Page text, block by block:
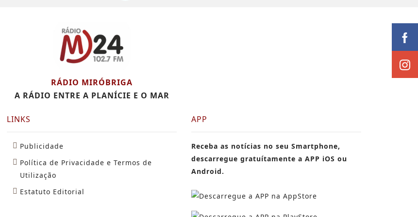
RÁDIO MIRÓBRIGA
A RÁDIO ENTRE A PLANÍCIE E O MAR
LINKS
Publicidade
Política de Privacidade e Termos de
Utilização
Estatuto Editorial
APP
Receba as notícias no seu Smartphone,
descarregue gratuítamente a APP iOS ou
Android.